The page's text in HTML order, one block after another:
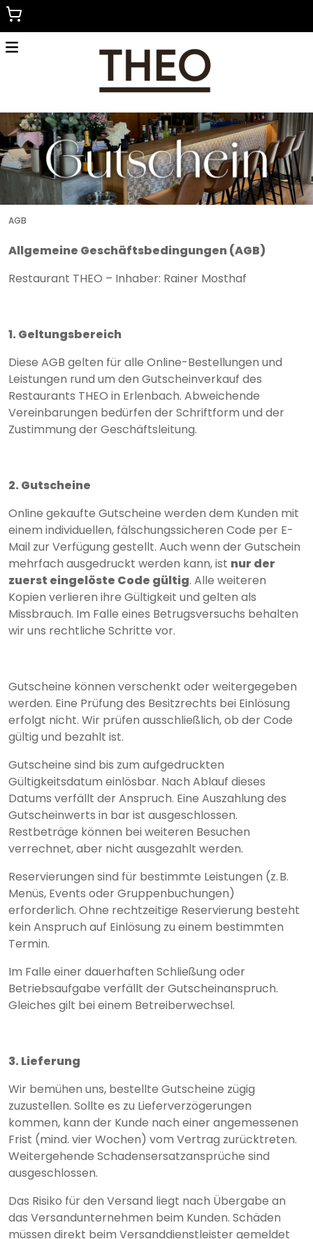
Menu
Home
Zurück zur Hauptseite
AGB
Allgemeine Geschäftsbedingungen (AGB)
Restaurant THEO – Inhaber: Rainer Mosthaf
1. Geltungsbereich
Diese AGB gelten für alle Online-Bestellungen und
Leistungen rund um den Gutscheinverkauf des
Restaurants THEO in Erlenbach. Abweichende
Vereinbarungen bedürfen der Schriftform und der
Zustimmung der Geschäftsleitung.
2. Gutscheine
Online gekaufte Gutscheine werden dem Kunden mit
einem individuellen, fälschungssicheren Code per E-
Mail zur Verfügung gestellt. Auch wenn der Gutschein
mehrfach ausgedruckt werden kann, ist nur der
zuerst eingelöste Code gültig. Alle weiteren
Kopien verlieren ihre Gültigkeit und gelten als
Missbrauch. Im Falle eines Betrugsversuchs behalten
wir uns rechtliche Schritte vor.
Gutscheine können verschenkt oder weitergegeben
werden. Eine Prüfung des Besitzrechts bei Einlösung
erfolgt nicht. Wir prüfen ausschließlich, ob der Code
gültig und bezahlt ist.
Gutscheine sind bis zum aufgedruckten
Gültigkeitsdatum einlösbar. Nach Ablauf dieses
Datums verfällt der Anspruch. Eine Auszahlung des
Gutscheinwerts in bar ist ausgeschlossen.
Restbeträge können bei weiteren Besuchen
verrechnet, aber nicht ausgezahlt werden.
Reservierungen sind für bestimmte Leistungen (z. B.
Menüs, Events oder Gruppenbuchungen)
erforderlich. Ohne rechtzeitige Reservierung besteht
kein Anspruch auf Einlösung zu einem bestimmten
Termin.
Im Falle einer dauerhaften Schließung oder
Betriebsaufgabe verfällt der Gutscheinanspruch.
Gleiches gilt bei einem Betreiberwechsel.
3. Lieferung
Wir bemühen uns, bestellte Gutscheine zügig
zuzustellen. Sollte es zu Lieferverzögerungen
kommen, kann der Kunde nach einer angemessenen
Frist (mind. vier Wochen) vom Vertrag zurücktreten.
Weitergehende Schadensersatzansprüche sind
ausgeschlossen.
Das Risiko für den Versand liegt nach Übergabe an
das Versandunternehmen beim Kunden. Schäden
müssen direkt beim Versanddienstleister gemeldet